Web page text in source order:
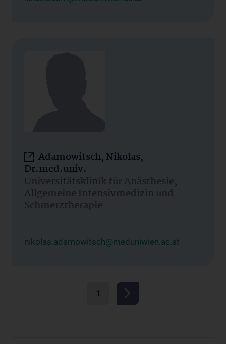
Adamowitsch, Nikolas,
Dr.med.univ.
Universitätsklinik für Anästhesie,
Allgemeine Intensivmedizin und
Schmerztherapie
nikolas.adamowitsch@meduniwien.ac.at
1